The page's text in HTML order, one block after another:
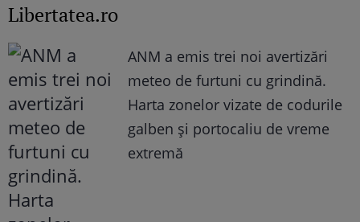
Libertatea.ro
ANM a emis trei noi avertizări
meteo de furtuni cu grindină.
Harta zonelor vizate de codurile
galben și portocaliu de vreme
extremă